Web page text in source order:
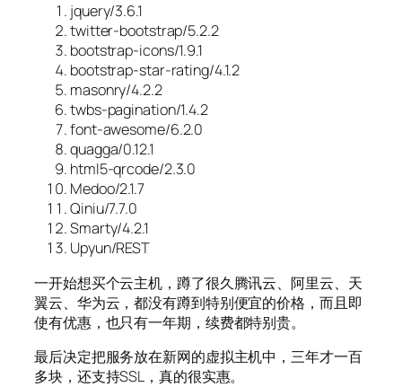
jquery/3.6.1
twitter-bootstrap/5.2.2
bootstrap-icons/1.9.1
bootstrap-star-rating/4.1.2
masonry/4.2.2
twbs-pagination/1.4.2
font-awesome/6.2.0
quagga/0.12.1
html5-qrcode/2.3.0
Medoo/2.1.7
Qiniu/7.7.0
Smarty/4.2.1
Upyun/REST
一开始想买个云主机，蹲了很久腾讯云、阿里云、天
翼云、华为云，都没有蹲到特别便宜的价格，而且即
使有优惠，也只有一年期，续费都特别贵。
最后决定把服务放在新网的虚拟主机中，三年才一百
多块，还支持SSL，真的很实惠。